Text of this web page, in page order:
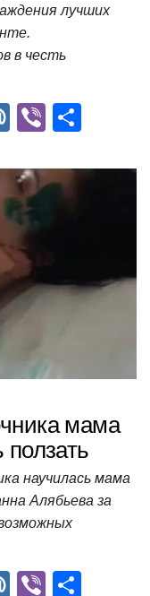
лучших
в честь
M
.R
u
Vi
er п
и
мама
научилась мама
Алябьева за
M
Vi